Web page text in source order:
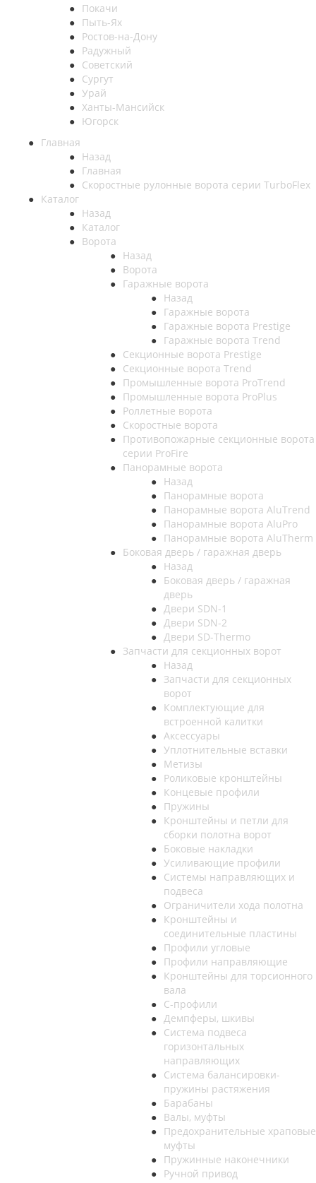
Покачи
Пыть-Ях
Рoстов-на-Дону
Радужный
Советский
Сургут
Урай
Ханты-Мансийск
Югорск
Главная
Назад
Главная
Скоростные рулонные ворота серии TurboFlex
Каталог
Назад
Каталог
Ворота
Назад
Ворота
Гаражные ворота
Назад
Гаражные ворота
Гаражные ворота Prestige
Гаражные ворота Trend
Секционные ворота Prestige
Секционные ворота Trend
Промышленные ворота ProTrend
Промышленные ворота ProPlus
Роллетные ворота
Скоростные ворота
Противопожарные секционные ворота
серии ProFire
Панорамные ворота
Назад
Панорамные ворота
Панорамные ворота AluTrend
Панорамные ворота AluPro
Панорамные ворота AluTherm
Боковая дверь / гаражная дверь
Назад
Боковая дверь / гаражная
дверь
Двери SDN-1
Двери SDN-2
Двери SD-Thermo
Запчасти для секционных ворот
Назад
Запчасти для секционных
ворот
Комплектующие для
встроенной калитки
Аксессуары
Уплотнительные вставки
Метизы
Роликовые кронштейны
Концевые профили
Пружины
Кронштейны и петли для
сборки полотна ворот
Боковые накладки
Усиливающие профили
Системы направляющих и
подвеса
Ограничители хода полотна
Кронштейны и
соединительные пластины
Профили угловые
Профили направляющие
Кронштейны для торсионного
вала
С-профили
Демпферы, шкивы
Система подвеса
горизонтальных
направляющих
Система балансировки-
пружины растяжения
Барабаны
Валы, муфты
Предохранительные храповые
муфты
Пружинные наконечники
Ручной привод